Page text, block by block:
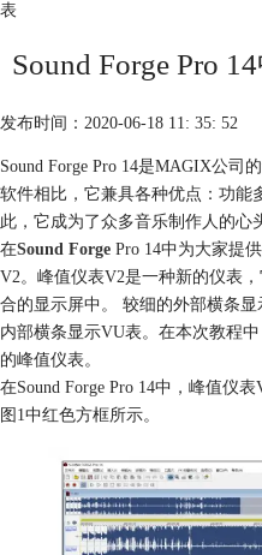
表
Sound Forge Pro
发布时间：2020-06-18 11: 35: 52
Sound Forge Pro 14是MAGIX公司
软件相比，它兼具各种优点：功
此，它成为了众多音乐制作人的心
在Sound Forge Pro 14中为大家提
V2。峰值仪表V2是一种新的仪表
合的显示屏中。 较细的外部横条
内部横条显示VU表。在本次教程
的峰值仪表。
在Sound Forge Pro 14中，峰值仪
图1中红色方框所示。